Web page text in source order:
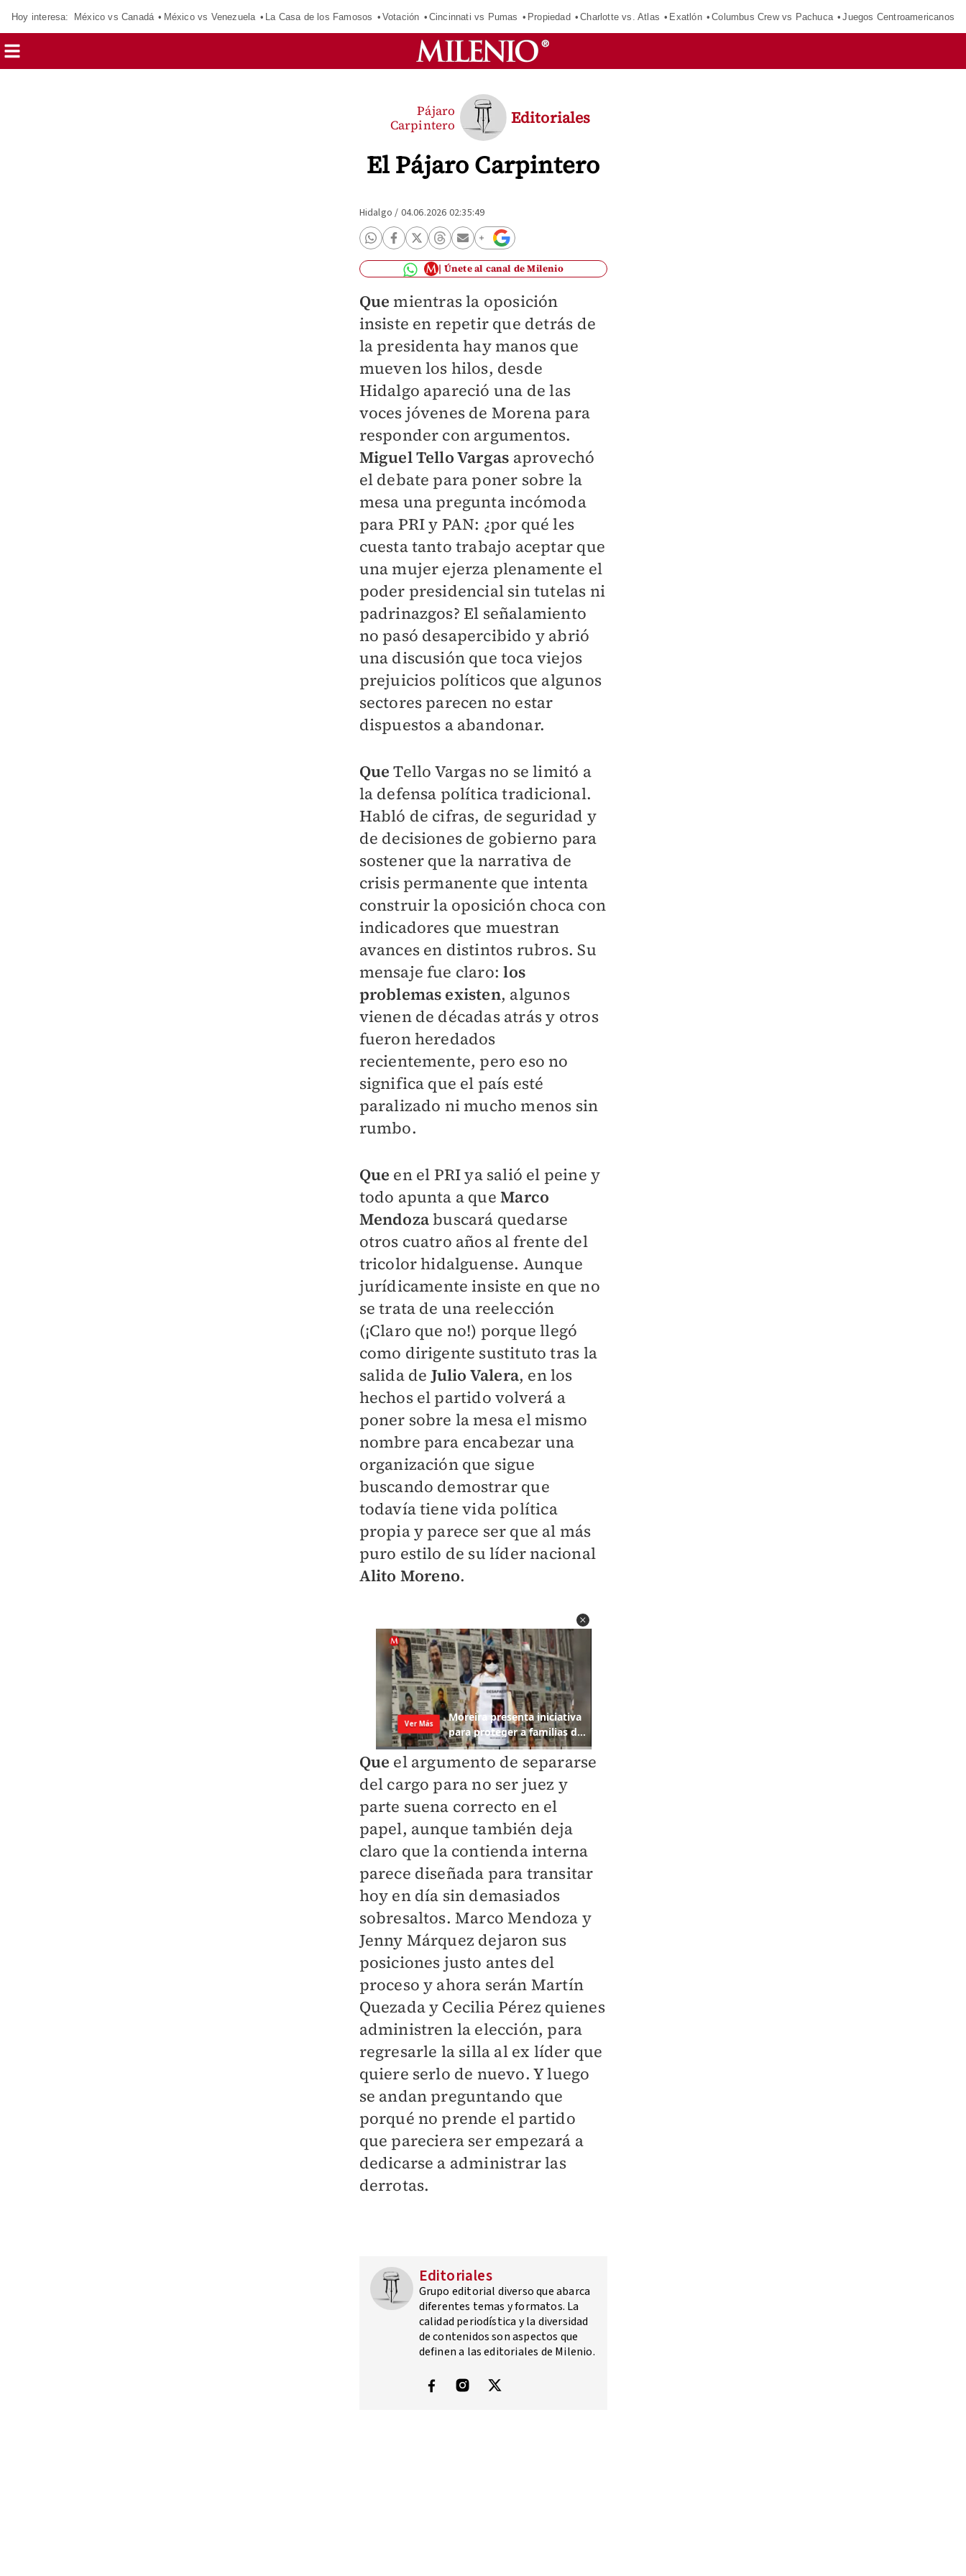
Hoy interesa: México vs Canadá México vs Venezuela La Casa de los Famosos Votación Cincinnati vs Pumas Propiedad Charlotte vs. Atlas Exatlón Columbus Crew vs Pachuca Juegos Centroamericanos
El Pájaro Carpintero
Pájaro
Carpintero
Editoriales
Hidalgo / 04.06.2026 02:35:49
Únete al canal de Milenio
Quemientras la oposición
insiste en repetir que detrás de
la presidenta hay manos que
mueven los hilos, desde
Hidalgo apareció una de las
voces jóvenes de Morena para
responder con argumentos.
Miguel Tello Vargas aprovechó
el debate para poner sobre la
mesa una pregunta incómoda
para PRI y PAN: ¿por qué les
cuesta tanto trabajo aceptar que
una mujer ejerza plenamente el
poder presidencial sin tutelas ni
padrinazgos? El señalamiento
no pasó desapercibido y abrió
una discusión que toca viejos
prejuicios políticos que algunos
sectores parecen no estar
dispuestos a abandonar.
Que Tello Vargas no se limitó a
la defensa política tradicional.
Habló de cifras, de seguridad y
de decisiones de gobierno para
sostener que la narrativa de
crisis permanente que intenta
construir la oposición choca con
indicadores que muestran
avances en distintos rubros. Su
mensaje fue claro:los
problemas existen, algunos
vienen de décadas atrás y otros
fueron heredados
recientemente, pero eso no
significa que el país esté
paralizado ni mucho menos sin
rumbo.
Que en el PRI ya salió el peine y
todo apunta a que Marco
Mendozabuscará quedarse
otros cuatro años al frente del
tricolor hidalguense. Aunque
jurídicamente insiste en que no
se trata de una reelección
(¡Claro que no!) porque llegó
como dirigente sustituto tras la
salida de Julio Valera, en los
hechos el partido volverá a
poner sobre la mesa el mismo
nombre para encabezar una
organización que sigue
buscando demostrar que
todavía tiene vida política
propia y parece ser que al más
puro estilo de su líder nacional
Alito Moreno.
Que el argumento de separarse
del cargo para no ser juez y
parte suena correcto en el
papel, aunque también deja
claro que la contienda interna
parece diseñada para transitar
hoy en día sin demasiados
sobresaltos. Marco Mendoza y
Jenny Márquez dejaron sus
posiciones justo antes del
proceso y ahora serán Martín
Quezada y Cecilia Pérez quienes
administren la elección, para
regresarle la silla al ex líder que
quiere serlo de nuevo. Y luego
se andan preguntando que
porqué no prende el partido
que pareciera ser empezará a
dedicarse a administrar las
derrotas.
Editoriales
Grupo editorial diverso que abarca
diferentes temas y formatos. La
calidad periodística y la diversidad
de contenidos son aspectos que
definen a las editoriales de Milenio.